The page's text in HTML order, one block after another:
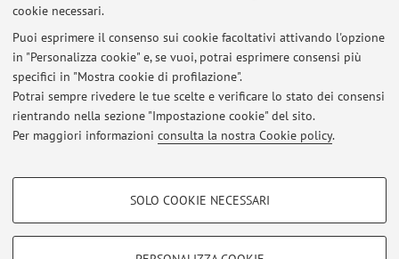
cookie necessari.
Puoi esprimere il consenso sui cookie facoltativi attivando l'opzione
in "Personalizza cookie" e, se vuoi, potrai esprimere consensi più
specifici in "Mostra cookie di profilazione".
Potrai sempre rivedere le tue scelte e verificare lo stato dei consensi
rientrando nella sezione "Impostazione cookie" del sito.
Per maggiori informazioni consulta la nostra Cookie policy.
COOKIE DI PROFILAZIONE - FACOLTATIVI
SOLO COOKIE NECESSARI
Ultimi avvisi
Al momento non sono presenti avvisi.
Area riservata
Accedi tramiteloginper gestire tutti i contenuti del sito.